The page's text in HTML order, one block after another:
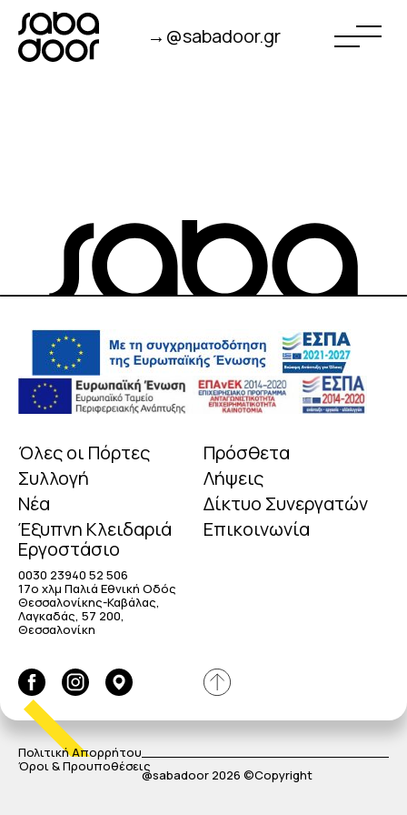
→@sabadoor.gr
Όλες οι Πόρτες
Συλλογή
Νέα
Έξυπνη Κλειδαριά
Πρόσθετα
Λήψεις
Δίκτυο Συνεργατών
Επικοινωνία
Εργοστάσιο
0030 23940 52 506
17o χλμ Παλιά Εθνική Οδός
Θεσσαλονίκης-Καβάλας,
Λαγκαδάς, 57 200,
Θεσσαλονίκη
Πολιτική Απορρήτου
Όροι & Προυποθέσεις
@sabadoor 2026 ©Copyright